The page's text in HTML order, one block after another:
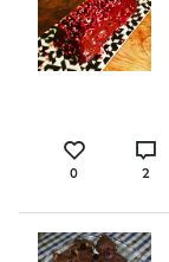
0 2